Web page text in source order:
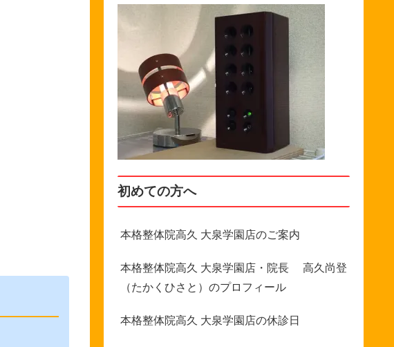
初めての方へ
本格整体院高久 大泉学園店のご案内
本格整体院高久 大泉学園店・院長 高久尚登
（たかくひさと）のプロフィール
本格整体院高久 大泉学園店の休診日